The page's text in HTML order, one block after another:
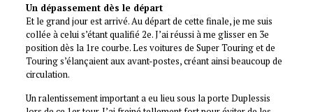
Un dépassement dès le départ
Et le grand jour est arrivé. Au départ de cette finale, je me suis
collée à celui s’étant qualifié 2e. J’ai réussi à me glisser en 3e
position dès la 1re courbe. Les voitures de Super Touring et de
Touring s’élançaient aux avant-postes, créant ainsi beaucoup de
circulation.
Un ralentissement important a eu lieu sous la porte Duplessis